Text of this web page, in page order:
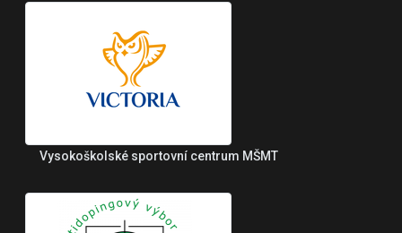
Vysokoškolské sportovní centrum MŠMT